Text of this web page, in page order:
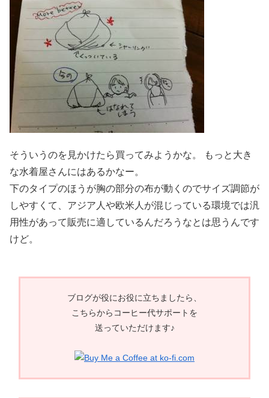
そういうのを見かけたら買ってみようかな。 もっと大き
な水着屋さんにはあるかなー。
下のタイプのほうが胸の部分の布が動くのでサイズ調節が
しやすくて、アジア人や欧米人が混じっている環境では汎
用性があって販売に適しているんだろうなとは思うんです
けど。
ブログが役にお役に立ちましたら、
こちらからコーヒー代サポートを
送っていただけます♪